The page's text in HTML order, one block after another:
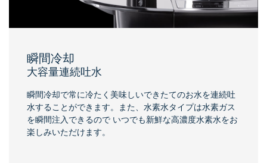
瞬間冷却
大容量連続吐水
瞬間冷却で常に冷たく美味しいできたてのお水を連続吐
水することができます。また、水素水タイプは水素ガス
を瞬間注入できるので いつでも新鮮な高濃度水素水をお
楽しみいただけます。